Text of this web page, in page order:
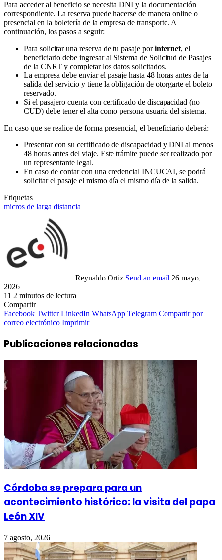
Para acceder al beneficio se necesita DNI y la documentación
correspondiente. La reserva puede hacerse de manera online o
presencial en la boletería de la empresa de transporte. A
continuación, los pasos a seguir:
Para solicitar una reserva de tu pasaje porinternet, el
beneficiario debe ingresar al Sistema de Solicitud de Pasajes
de la CNRT y completar los datos solicitados.
La empresa debe enviar el pasaje hasta 48 horas antes de la
salida del servicio y tiene la obligación de otorgarte el boleto
reservado.
Si el pasajero cuenta con certificado de discapacidad (no
CUD) debe tener el alta como persona usuaria del sistema.
En caso que se realice de forma presencial, el beneficiario deberá:
Presentar con su certificado de discapacidad y DNI al menos
48 horas antes del viaje. Este trámite puede ser realizado por
un representante legal.
En caso de contar con una credencial INCUCAI, se podrá
solicitar el pasaje el mismo día el mismo día de la salida.
Etiquetas
micros de larga distancia
Reynaldo Ortiz Send an email 26 mayo,
2026
11 2 minutos de lectura
Compartir
Facebook Twitter LinkedIn WhatsApp Telegram Compartir por
correo electrónico Imprimir
Publicaciones relacionadas
Córdoba se prepara para un
acontecimiento histórico: la visita del papa
León XIV
7 agosto, 2026